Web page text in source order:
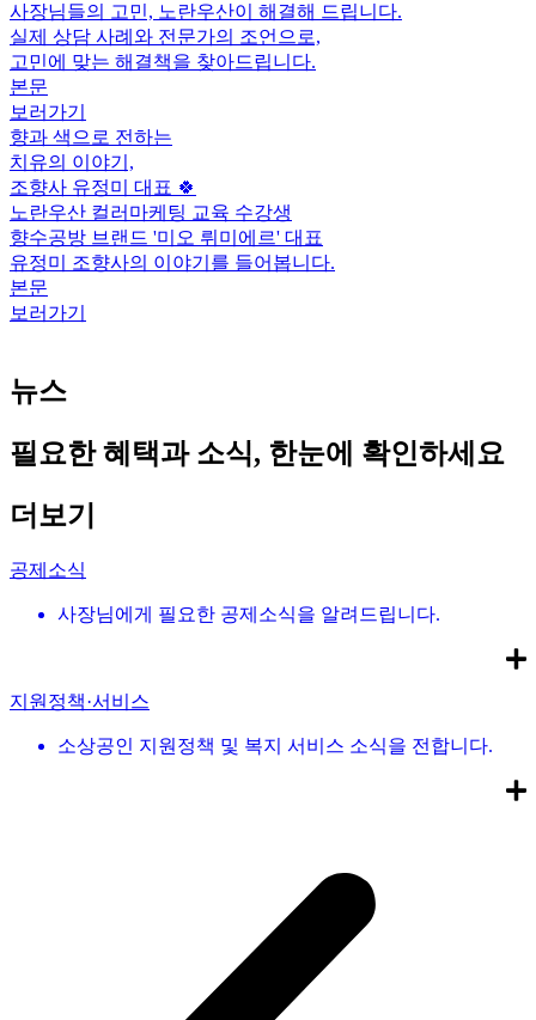
사장님들의 고민, 노란우산이 해결해 드립니다.
실제 상담 사례와 전문가의 조언으로,
고민에 맞는 해결책을 찾아드립니다.
본문
보러가기
향과 색으로 전하는
치유의 이야기,
조향사 유정미 대표 🍀
노란우산 컬러마케팅 교육 수강생
향수공방 브랜드 '미오 뤼미에르' 대표
유정미 조향사의 이야기를 들어봅니다.
본문
보러가기
뉴스
필요한 혜택과 소식, 한눈에 확인하세요
더보기
공제소식
사장님에게 필요한 공제소식을 알려드립니다.
지원정책·서비스
소상공인 지원정책 및 복지 서비스 소식을 전합니다.